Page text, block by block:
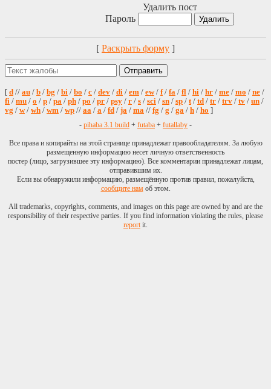
Удалить пост
Пароль
[ Раскрыть форму ]
[ d // au / b / bg / bi / bo / c / dev / di / em / ew/ f/ fa / fl / hi / hr / me / mo / ne /
fi / mu / o / p / pa / ph / po / pr / psy / r / s / sci / sn / sp / t/ td / tr / trv / tv / un /
vg / w/ wh / wm / wp // aa / a / fd / ja / ma // fg / g / ga / h / ho ]
- pihaba 3.1 build + futaba + futallaby -
Все права и копирайты на этой странице принадлежат правообладателям. За любую
размещенную информацию несет личную ответственность
постер (лицо, загрузившее эту информацию). Все комментарии принадлежат лицам,
отправившим их.
Если вы обнаружили информацию, размещённую против правил, пожалуйста,
сообщите намоб этом.
All trademarks, copyrights, comments, and images on this page are owned by and are the
responsibility of their respective parties. If you find information violating the rules, please
reportit.